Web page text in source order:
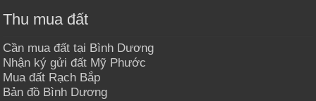
Thu mua đất
Cần mua đất tại Bình Dương
Nhận ký gửi đất Mỹ Phước
Mua đất Rạch Bắp
Bản đồ Bình Dương